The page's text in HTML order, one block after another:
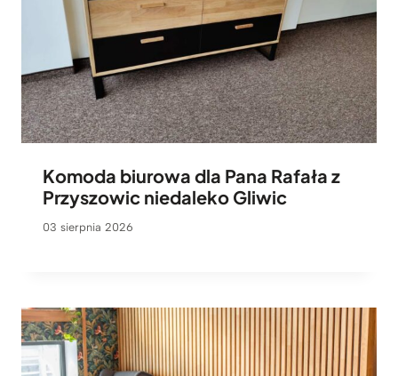
Komoda biurowa dla Pana Rafała z
Przyszowic niedaleko Gliwic
03 sierpnia 2026